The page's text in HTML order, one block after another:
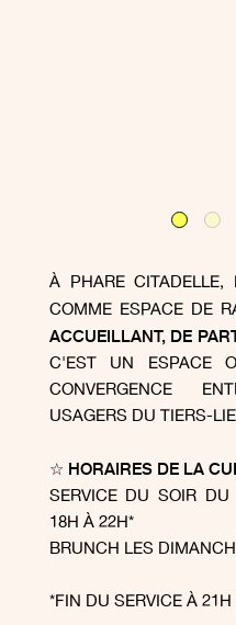
À PHARE
COMME ESPACE DE
ACCUEILLANT, DE
C'EST UN ESPACE
CONVERGENCE
USAGERS DU TIERS-
☆ HORAIRES DE LA
SERVICE DU SOIR
18H À 22H*
BRUNCH LES
*FIN DU SERVICE À